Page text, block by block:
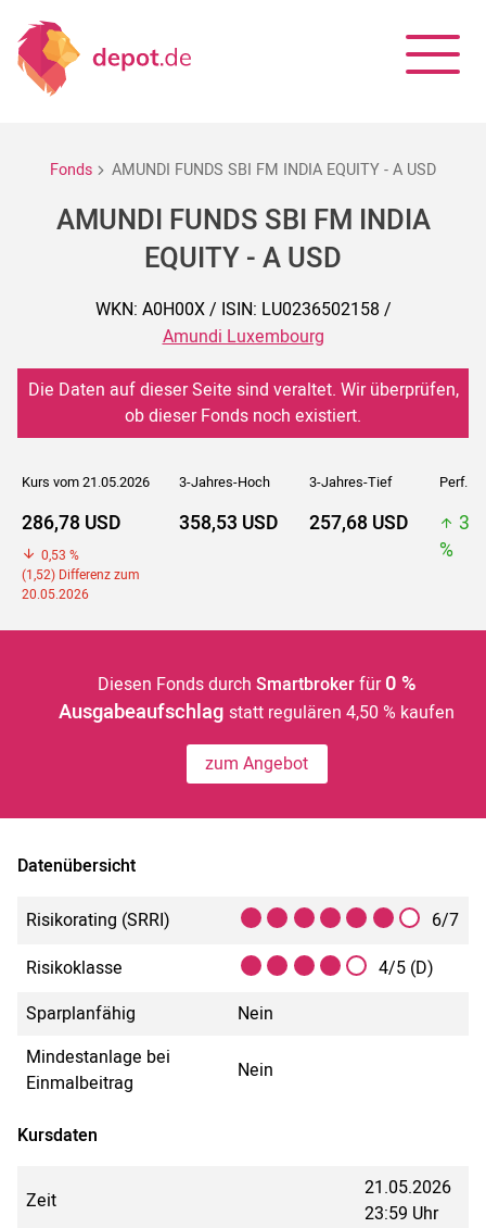
Fonds AMUNDI FUNDS SBI FM INDIA EQUITY - A USD
AMUNDI FUNDS SBI FM INDIA
EQUITY - A USD
WKN: A0H00X / ISIN: LU0236502158 /
Amundi Luxembourg
Die Daten auf dieser Seite sind veraltet. Wir überprüfen,
ob dieser Fonds noch existiert.
Kurs vom 21.05.2026 3-Jahres-Hoch 3-Jahres-Tief Perf. 5J
286,78 USD
0,53 %
(1,52) Differenz zum
20.05.2026
358,53 USD 257,68 USD
%
Diesen Fonds durch Smartbrokerfür 0 %
Ausgabeaufschlagstatt regulären 4,50 % kaufen
zum Angebot
Datenübersicht
Risikorating (SRRI)
6/7
Risikoklasse
4/5 (D)
Sparplanfähig
Nein
Mindestanlage bei
Einmalbeitrag
Nein
Kursdaten
Zeit
21.05.2026
23:59 Uhr